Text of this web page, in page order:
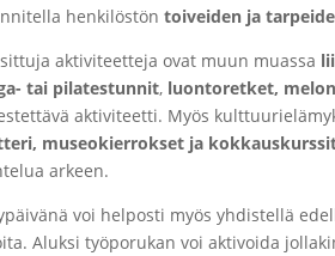
henkilöstön toiveiden ja
aktiviteetteja ovat muun muassa
tai pilatestunnit, luontoretket,
aktiviteetti. Myös
museokierrokset ja
arkeen.
voi helposti myös yhdistellä
Aluksi työporukan voi aktivoida